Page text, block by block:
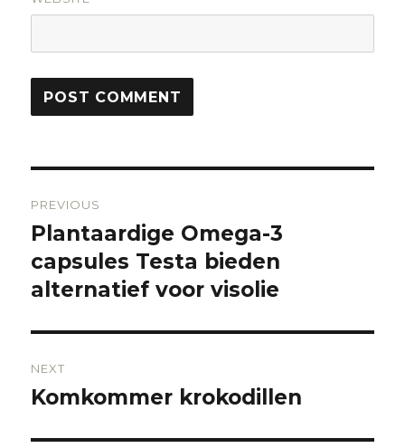
navigation
PREVIOUS
Previous
post:
Plantaardige Omega-3
capsules Testa bieden
alternatief voor visolie
NEXT
Next
Komkommer krokodillen